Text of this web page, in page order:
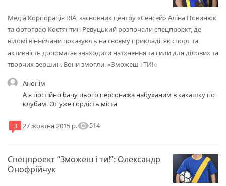
Медіа Корпорація RІА, засновник центру «Сенсей» Аліна Новинюк
та фотограф Костянтин Ревуцький розпочали спецпроект, де
відомі вінничани показують на своєму прикладі, як спорт та
активність допомагає знаходити натхнення та сили для ділових та
творчих вершин. Вони змогли. «Зможеш і ТИ!»
Анонім
А я постійно бачу цього персонажа набуханим в какашку по
клубам. От уже гордість міста
3 27 жовтня 2015 р.visibility514
Спецпроект “Зможеш і ти!”: Олександр
Онофрійчук